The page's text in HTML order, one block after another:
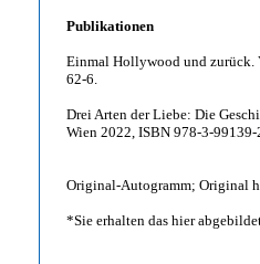
Publikationen
Einmal Hollywood und zurück.
62-6.
Drei Arten der Liebe: Die
Wien 2022, ISBN 978-3-
Original-Autogramm; Original
*Sie erhalten das hier